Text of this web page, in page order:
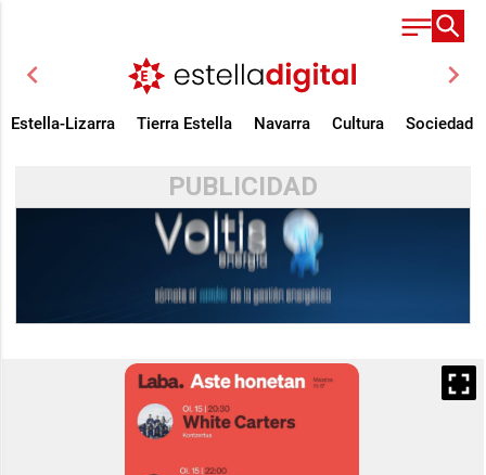
chevron_left chevron_right
Estella-Lizarra Tierra Estella Navarra Cultura Sociedad
PUBLICIDAD